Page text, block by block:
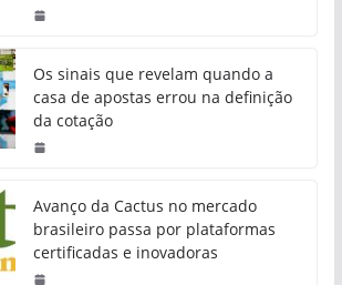
Os sinais que revelam quando a
casa de apostas errou na definição
da cotação
Avanço da Cactus no mercado
brasileiro passa por plataformas
certificadas e inovadoras